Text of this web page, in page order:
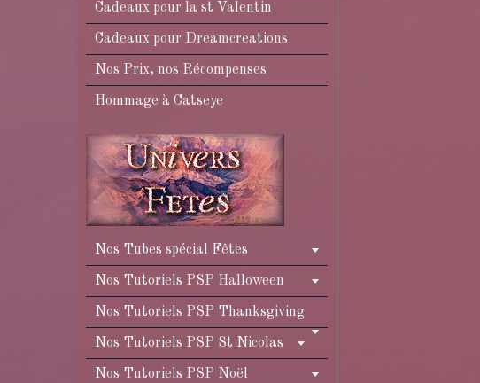
Cadeaux pour la st Valentin
Cadeaux pour Dreamcreations
Nos Prix, nos Récompenses
Hommage à Catseye
Nos Tubes spécial Fêtes
Nos Tutoriels PSP Halloween
Nos Tutoriels PSP Thanksgiving
Nos Tutoriels PSP St Nicolas
Nos Tutoriels PSP Noël